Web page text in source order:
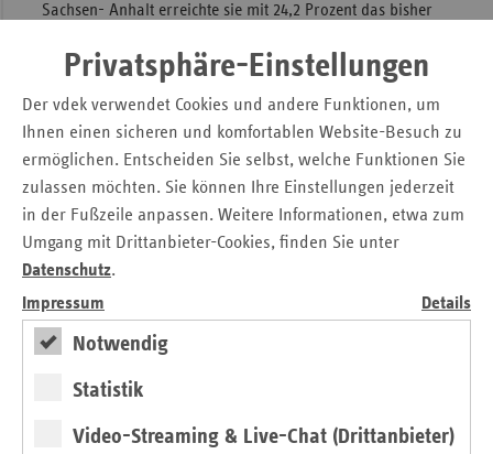
Privatsphäre-Einstellungen
Der vdek verwendet Cookies und andere Funktionen, um
Ihnen einen sicheren und komfortablen Website-Besuch zu
ermöglichen. Entscheiden Sie selbst, welche Funktionen Sie
zulassen möchten. Sie können Ihre Einstellungen jederzeit
in der Fußzeile anpassen. Weitere Informationen, etwa zum
Umgang mit Drittanbieter-Cookies, finden Sie unter
Datenschutz.
Impressum
Details
Notwendig
Statistik
Video-Streaming & Live-Chat (Drittanbieter)
Sachsen- Anhalt erreichte sie mit 24,2 Prozent das bisher
extremistischen Partei bei Landtagswahlen überhaupt.
Wie die Wahlanalysen zeigen, schöpfte die AfD in Baden-
Württemberg und Rheinland- Pfalz etwa ein Viertel, in
Sachsen-Anhalt sogar fast ein Drittel ihrer Stimmen aus
dem Lager der Nichtwähler. Damit war sie der
Hauptprofiteur der durch das Flüchtlingsthema ausgelösten
Politisierung, die die Wahlbeteiligung in allen drei Ländern
um gut zehn Prozentpunkte nach oben trieb. Rechnet man
rekrutierte die AfD in Baden-Württemberg und Rheinland-
Pfalz etwas weniger, in Sachsen- Anhalt mehr als die Hälfte
Effekt hatte sich bereits bei den vorangegangenen Wahlen